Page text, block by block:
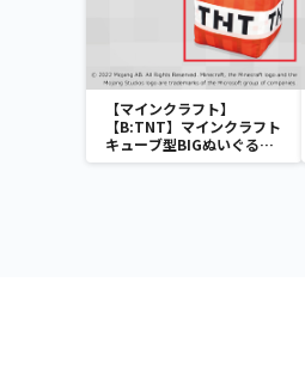
【マインクラフト】
【B:TNT】マインクラフト
キューブ型BIGぬいぐるみ
～クリーパー・TNT～